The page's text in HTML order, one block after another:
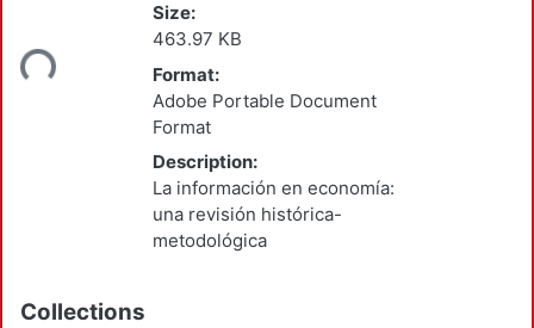
Size:
463.97 KB
Format:
Adobe Portable Document
Format
Description:
La información en economía:
una revisión histórica-
metodológica
Collections